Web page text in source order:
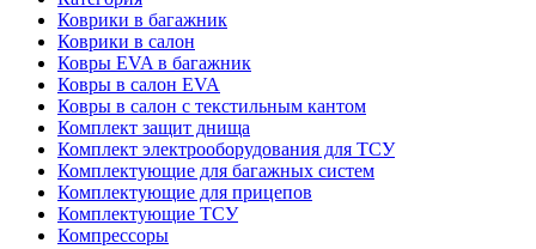
Коврики в багажник
Коврики в салон
Ковры EVA в багажник
Ковры в салон EVA
Ковры в салон с текстильным кантом
Комплект защит днища
Комплект электрооборудования для ТСУ
Комплектующие для багажных систем
Комплектующие для прицепов
Комплектующие ТСУ
Компрессоры